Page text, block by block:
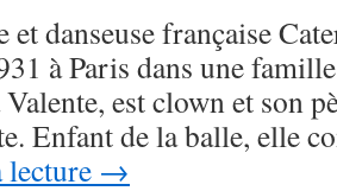
et danseuse française
à Paris dans une
est clown et son
Enfant de la balle, elle
→